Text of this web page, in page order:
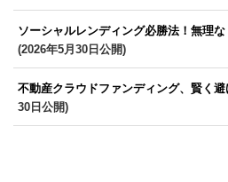
ソーシャルレンディング必勝法！無理
(2026年5月30日公開)
不動産クラウドファンディング、賢く
30日公開)